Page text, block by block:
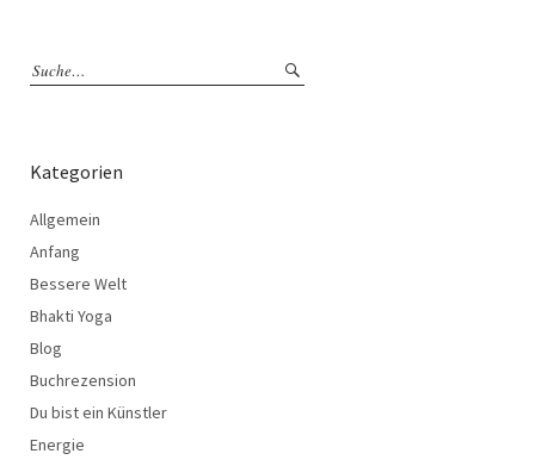
Kategorien
Allgemein
Anfang
Bessere Welt
Bhakti Yoga
Blog
Buchrezension
Du bist ein Künstler
Energie